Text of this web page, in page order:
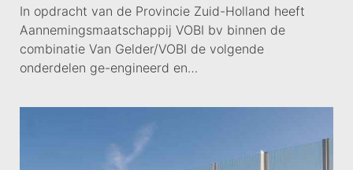
In opdracht van de Provincie Zuid-Holland heeft
Aannemingsmaatschappij VOBI bv binnen de
combinatie Van Gelder/VOBI de volgende
onderdelen ge-engineerd en…